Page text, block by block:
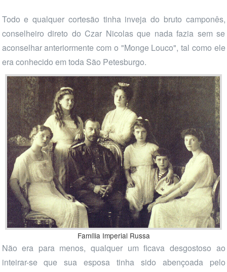
Todo e qualquer cortesão tinha inveja do bruto camponês,
conselheiro direto do Czar Nicolas que nada fazia sem se
aconselhar anteriormente com o "Monge Louco", tal como ele
era conhecido em toda São Petesburgo.
Família Imperial Russa
Não era para menos, qualquer um ficava desgostoso ao
inteirar-se que sua esposa tinha sido abençoada pelo